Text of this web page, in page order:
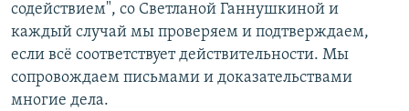
содействием", со Светланой Ганнушкиной и
каждый случай мы проверяем и подтверждаем,
если всё соответствует действительности. Мы
сопровождаем письмами и доказательствами
многие дела.